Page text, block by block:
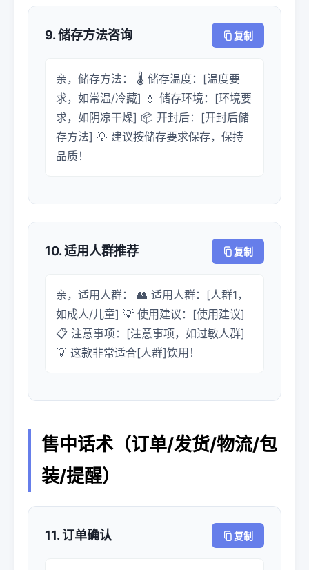
9. 储存方法咨询 复制
亲，储存方法： 🌡️ 储存温度：[温度要
求，如常温/冷藏] 💧 储存环境：[环境要
求，如阴凉干燥] 📦 开封后：[开封后储
存方法] 💡 建议按储存要求保存，保持
品质！
10. 适用人群推荐 复制
亲，适用人群： 👥 适用人群：[人群1，
如成人/儿童] 💡 使用建议：[使用建议]
📋 注意事项：[注意事项，如过敏人群]
💡 这款非常适合[人群]饮用！
售中话术（订单/发货/物流/包
装/提醒）
11. 订单确认 复制